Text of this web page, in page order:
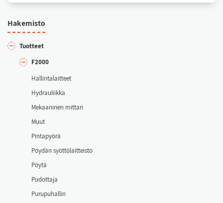
Ha­ke­mis­to
Tuot­teet
F2000
Hal­lin­ta­lait­teet
Hyd­rau­liik­ka
Me­kaa­ni­nen mit­ta­ri
Muut
Pin­ta­pyö­rä
Pöy­dän syöt­tö­lait­teis­to
Pöy­tä
Pu­dot­ta­ja
Pu­ru­pu­hal­lin